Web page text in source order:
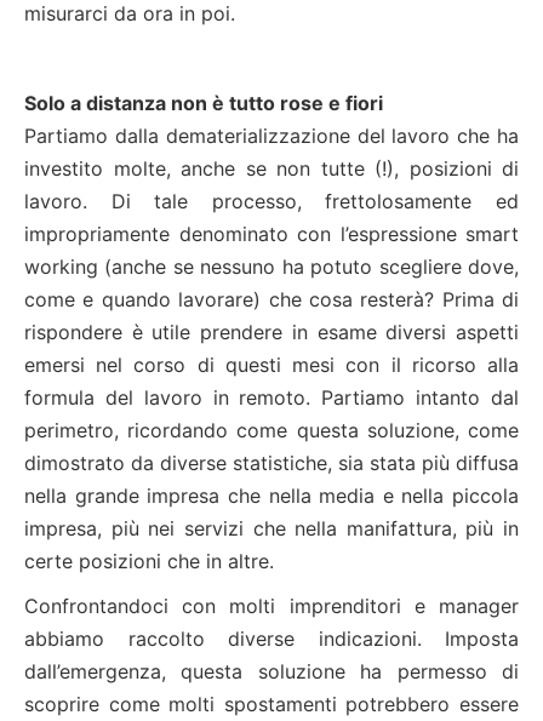
misurarci da ora in poi.
Solo a distanza non è tutto rose e fiori
Partiamo dalla dematerializzazione del lavoro che ha
investito molte, anche se non tutte (!), posizioni di
lavoro. Di tale processo, frettolosamente ed
impropriamente denominato con l’espressione smart
working (anche se nessuno ha potuto scegliere dove,
come e quando lavorare) che cosa resterà? Prima di
rispondere è utile prendere in esame diversi aspetti
emersi nel corso di questi mesi con il ricorso alla
formula del lavoro in remoto. Partiamo intanto dal
perimetro, ricordando come questa soluzione, come
dimostrato da diverse statistiche, sia stata più diffusa
nella grande impresa che nella media e nella piccola
impresa, più nei servizi che nella manifattura, più in
certe posizioni che in altre.
Confrontandoci con molti imprenditori e manager
abbiamo raccolto diverse indicazioni. Imposta
dall’emergenza, questa soluzione ha permesso di
scoprire come molti spostamenti potrebbero essere